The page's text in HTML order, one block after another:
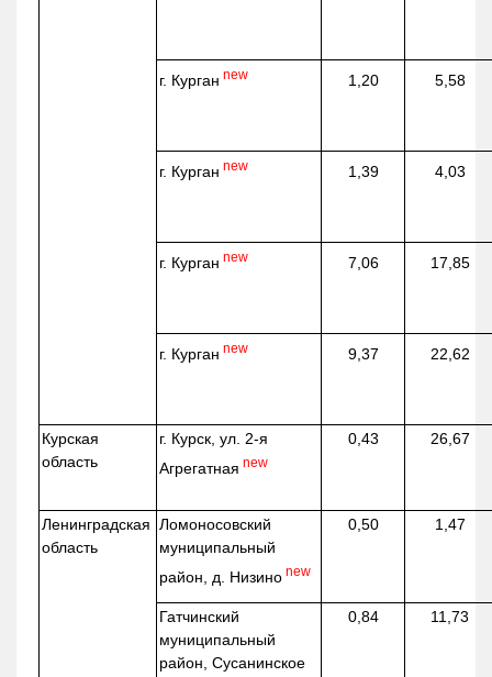
г. Курган new 1,20 5,58
г. Курган new 1,39 4,03
г. Курган new 7,06 17,85
г. Курган new 9,37 22,62
Курская
область
г. Курск, ул. 2-я
Агрегатная new
0,43 26,67
Ленинградская
область
Ломоносовский
муниципальный
район, д. Низино new
0,50 1,47
Гатчинский
муниципальный
район, Сусанинское
0,84 11,73